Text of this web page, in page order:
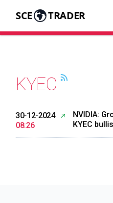
SCE TRADER
KYEC
30-12-2024
08:26
NVIDIA:
KYEC